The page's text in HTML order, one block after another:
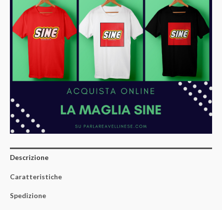
Descrizione
Caratteristiche
Spedizione